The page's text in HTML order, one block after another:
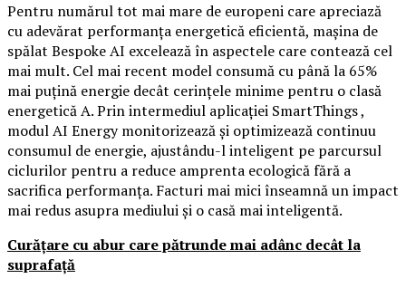
Pentru numărul tot mai mare de europeni care apreciază
cu adevărat performanța energetică eficientă, mașina de
spălat Bespoke AI excelează în aspectele care contează cel
mai mult. Cel mai recent model consumă cu până la 65%
mai puțină energie decât cerințele minime pentru o clasă
energetică A. Prin intermediul aplicației SmartThings ,
modul AI Energy monitorizează și optimizează continuu
consumul de energie, ajustându-l inteligent pe parcursul
ciclurilor pentru a reduce amprenta ecologică fără a
sacrifica performanța. Facturi mai mici înseamnă un impact
mai redus asupra mediului și o casă mai inteligentă.
Curățare cu abur care pătrunde mai adânc decât la
suprafață